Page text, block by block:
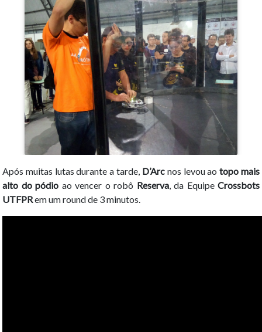
Após muitas lutas durante a tarde, D’Arcnos levou aotopo mais
alto do pódio ao vencer o robô Reserva, da Equipe Crossbots
UTFPRem um round de 3 minutos.